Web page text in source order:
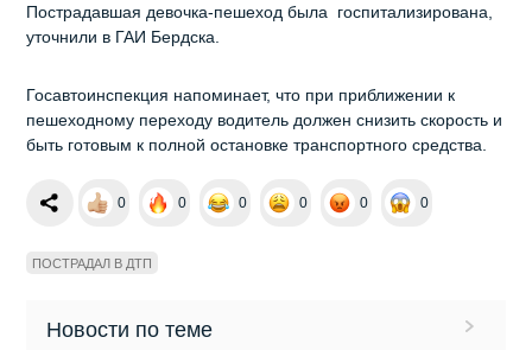
Пострадавшая девочка-пешеход была госпитализирована,
уточнили в ГАИ Бердска.
Госавтоинспекция напоминает, что при приближении к
пешеходному переходу водитель должен снизить скорость и
быть готовым к полной остановке транспортного средства.
0 0 0 0 0 0
ПОСТРАДАЛ В ДТП
Новости по теме